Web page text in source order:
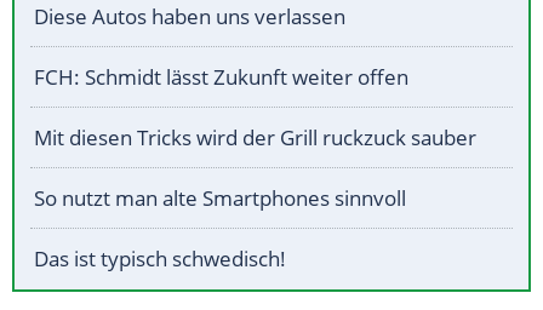
Diese Autos haben uns verlassen
FCH: Schmidt lässt Zukunft weiter offen
Mit diesen Tricks wird der Grill ruckzuck sauber
So nutzt man alte Smartphones sinnvoll
Das ist typisch schwedisch!